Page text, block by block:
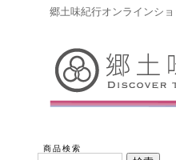
郷土味紀行オンラインシ
商品検索